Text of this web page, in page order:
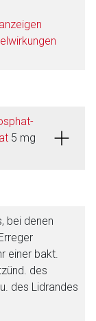
5 mg
bei denen
einer bakt.
des
des Lidrandes